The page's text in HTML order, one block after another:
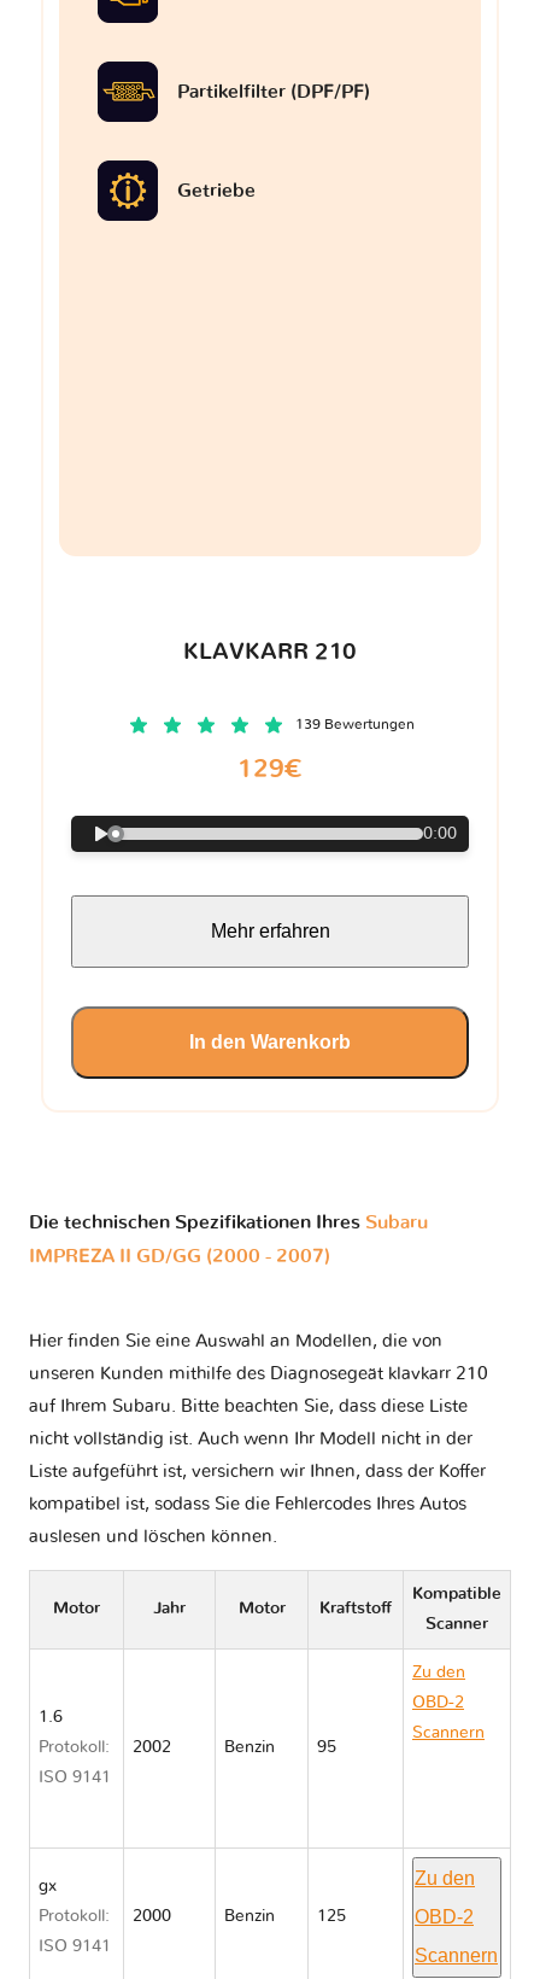
Partikelfilter (DPF/PF)
Getriebe
KLAVKARR 210
139 Bewertungen
129€
0:00
Mehr erfahren
In den Warenkorb
Die technischen Spezifikationen Ihres Subaru
IMPREZA II GD/GG (2000 - 2007)
Hier finden Sie eine Auswahl an Modellen, die von
unseren Kunden mithilfe des Diagnosegeät klavkarr 210
auf Ihrem Subaru. Bitte beachten Sie, dass diese Liste
nicht vollständig ist. Auch wenn Ihr Modell nicht in der
Liste aufgeführt ist, versichern wir Ihnen, dass der Koffer
kompatibel ist, sodass Sie die Fehlercodes Ihres Autos
auslesen und löschen können.
Motor Jahr Motor Kraftstoff
Kompatible
Scanner
1.6
Protokoll:
ISO 9141
2002 Benzin 95
Zu den
OBD-2
Scannern
gx
Protokoll:
ISO 9141
2000 Benzin 125
Zu den
OBD-2
Scannern